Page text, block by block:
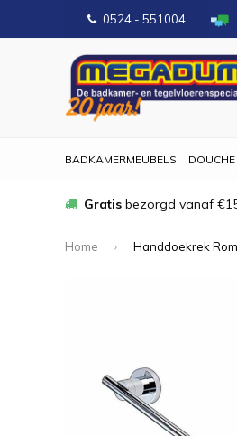
0524 - 551004
BADKAMERMEUBELS DOUCHE
Gratis bezorgd vanaf
Home Handdoekrek